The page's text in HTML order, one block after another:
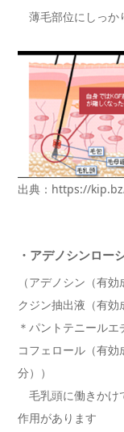
薄毛部位にしっか
出典：https://
・アデノシンロ
（アデノシン（有
クジン抽出液（有効
＊パントテニール
コフェロール（有
分））
毛乳頭に働きかけ
作用があります